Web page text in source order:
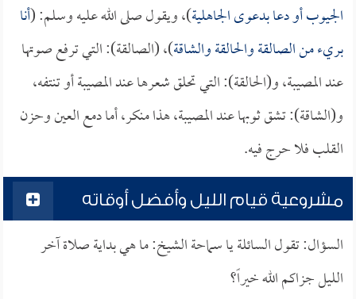
الجيوب أو دعا بدعوى الجاهلية)، ويقول صلى الله عليه وسلم: (أنا
بريء من الصالقة والحالقة والشاقة)، (الصالقة): التي ترفع صوتها
عند المصيبة، و(الحالقة): التي تحلق شعرها عند المصيبة أو تنتفه،
و(الشاقة): تشق ثوبها عند المصيبة، هذا منكر، أما دمع العين وحزن
القلب فلا حرج فيه.
مشروعية قيام الليل وأفضل أوقاته
السؤال: تقول السائلة يا سماحة الشيخ: ما هي بداية صلاة آخر
الليل جزاكم الله خيراً؟